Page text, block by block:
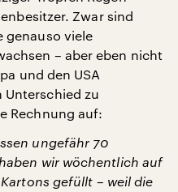
Zwar sind
genauso viele
– aber eben nicht
und den USA
Unterschied zu
Rechnung auf:
ungefähr 70
wir wöchentlich auf
gefüllt – weil die